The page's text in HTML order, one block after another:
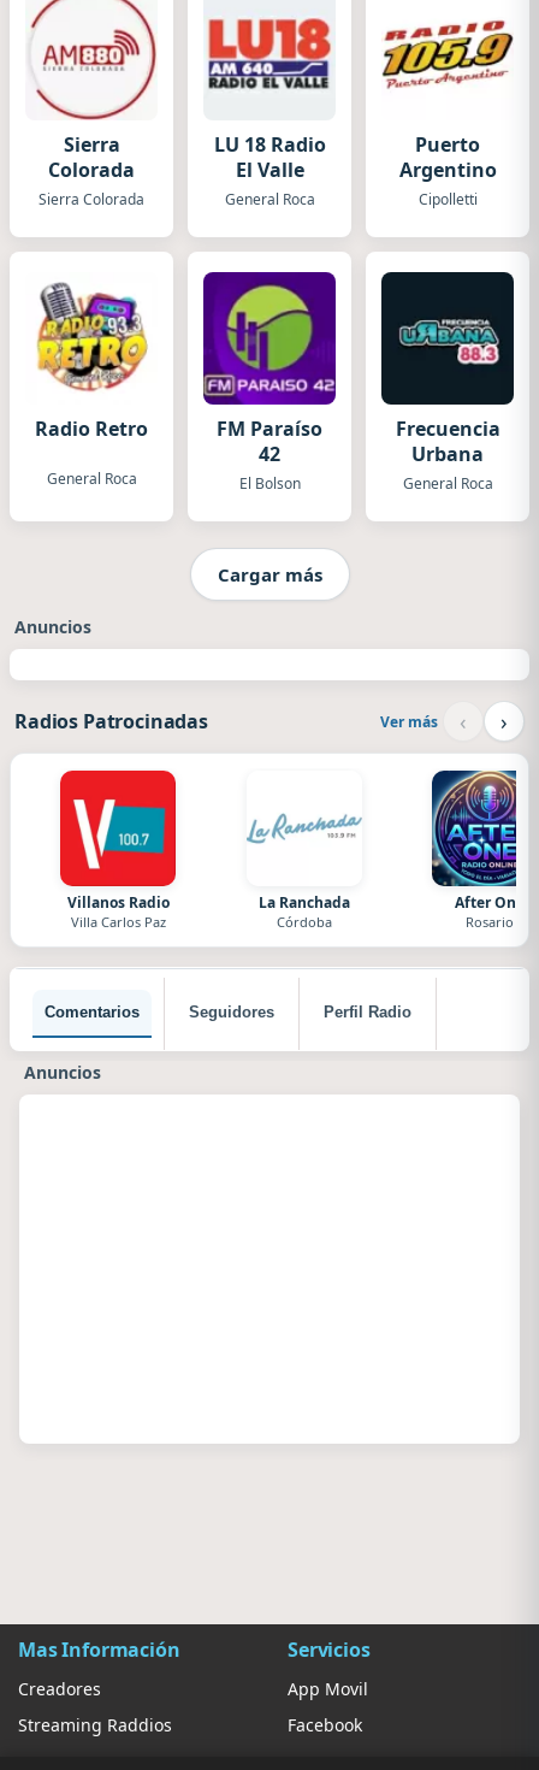
Sierra
Colorada
Sierra Colorada
LU 18 Radio
El Valle
General Roca
Puerto
Argentino
Cipolletti
Radio Retro
General Roca
FM Paraíso
42
El Bolson
Frecuencia
Urbana
General Roca
Cargar más
Anuncios
Radios Patrocinadas Ver más ‹ ›
Villanos Radio
Villa Carlos Paz
La Ranchada
Córdoba
After One
Rosario
Comentarios Seguidores Perfil Radio
Anuncios
Mas Información
Creadores
Streaming Raddios
Servicios
App Movil
Facebook